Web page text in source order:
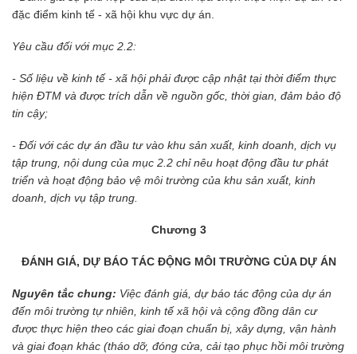
đặc điểm kinh tế - xã hội khu vực dự án.
Yêu cầu đối với mục 2.2:
- Số liệu về kinh tế - xã hội phải được cập nhật tại thời điểm thực
hiện ĐTM và được trích dẫn về nguồn gốc, thời gian, đảm bảo độ
tin cậy;
- Đối với các dự án đầu tư vào khu sản xuất, kinh doanh, dịch vụ
tập trung, nội dung của mục 2.2 chỉ nêu hoạt động đầu tư phát
triển và hoạt động bảo vệ môi trường của khu sản xuất, kinh
doanh, dịch vụ tập trung.
Chương 3
ĐÁNH GIÁ, DỰ BÁO TÁC ĐỘNG MÔI TRƯỜNG CỦA DỰ ÁN
Nguyên tắc chung: Việc đánh giá, dự báo tác động của dự án
đến môi trường tự nhiên, kinh tế xã hội và cộng đồng dân cư
được thực hiện theo các giai đoạn chuẩn bị, xây dựng, vận hành
và giai đoạn khác (tháo dỡ, đóng cửa, cải tạo phục hồi môi trường